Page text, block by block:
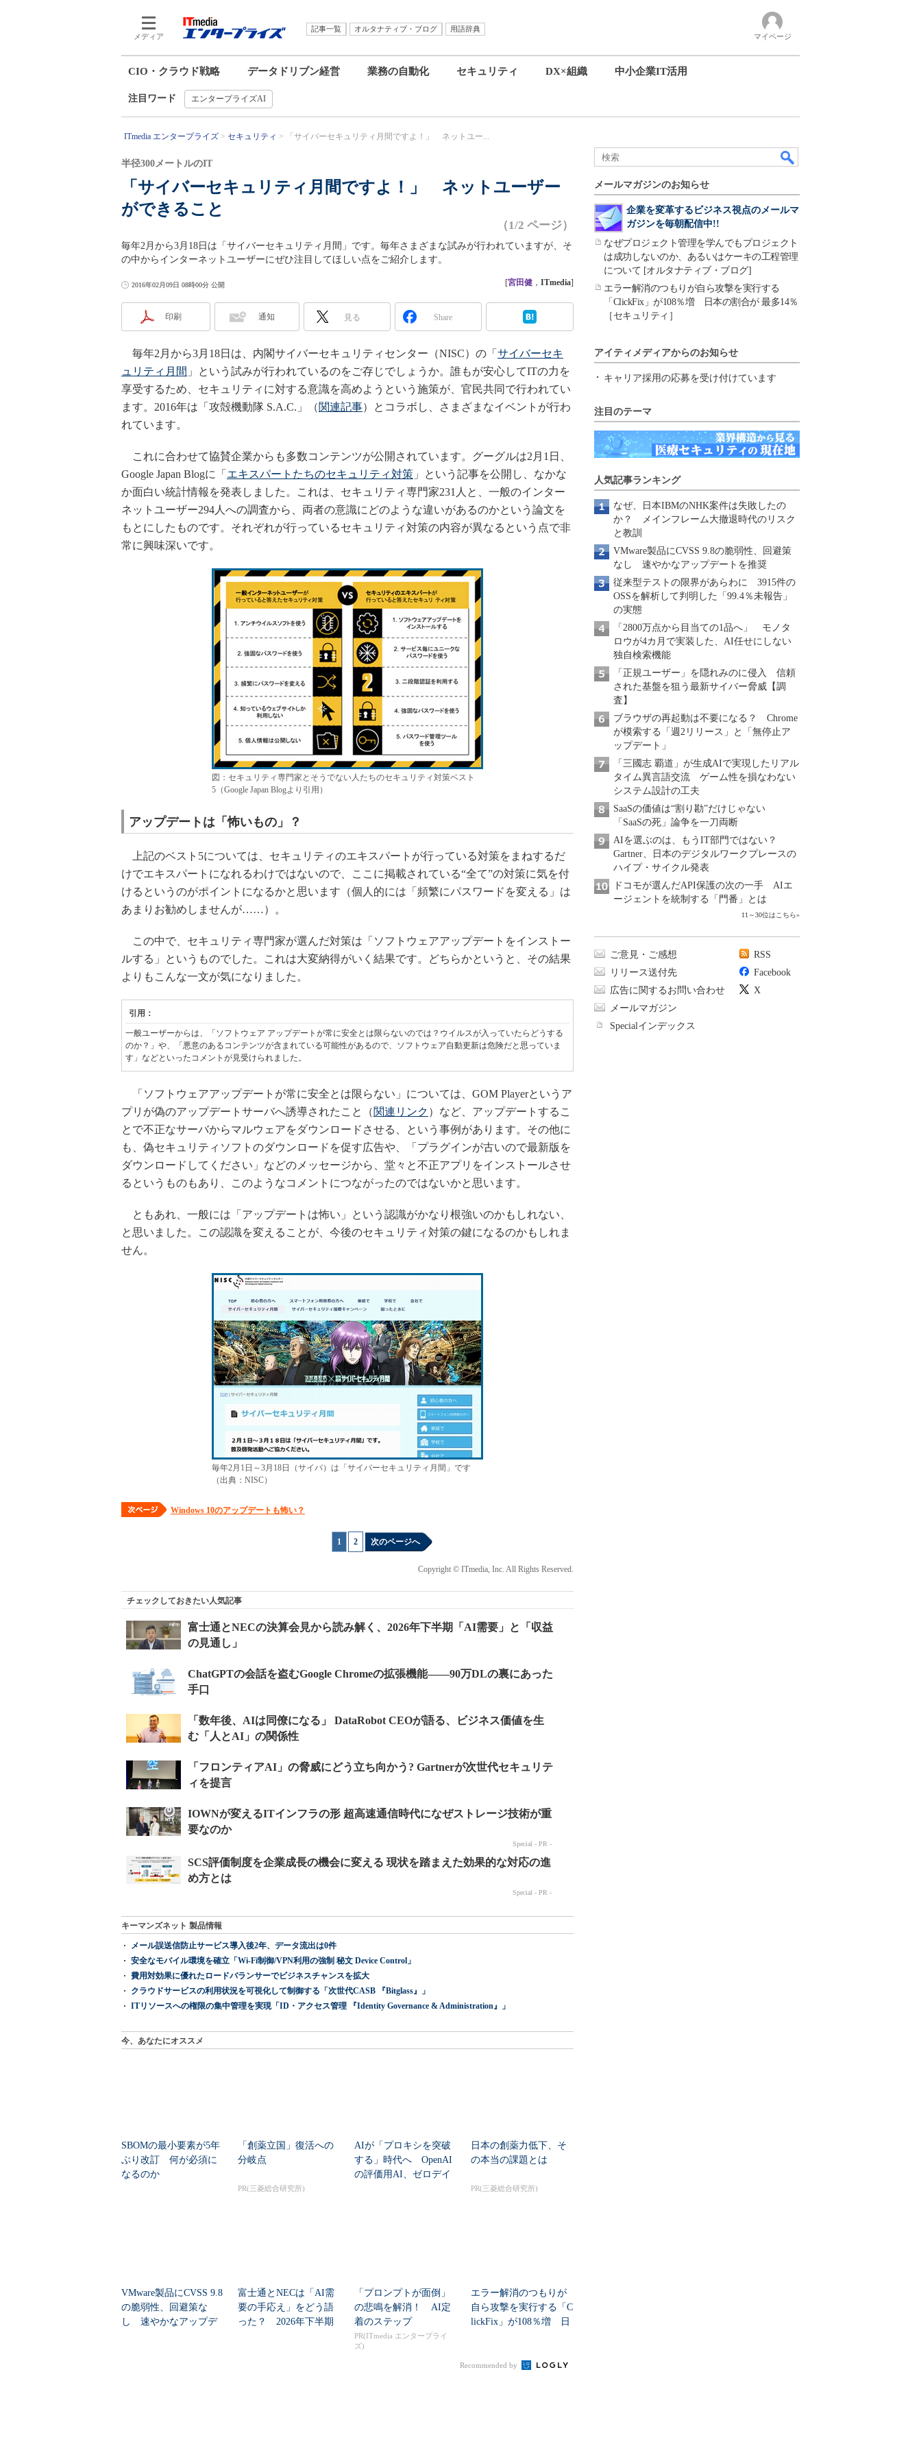
メディア
記事一覧 オルタナティブ・ブログ
用語辞典
マイページ
CIO・クラウド戦略 データドリブン経営 業務の自動化 セキュリティ DX×組織 中小企業IT活用
注目ワード エンタープライズAI
ITmedia エンタープライズ セキュリティ 「サイバーセキュリティ月間ですよ！」 ネットユー...
「サイバーセキュリティ月間ですよ！」 ネットユーザー
ができること
半径300メートルのIT
（1/2 ページ）
毎年2月から3月18日は「サイバーセキュリティ月間」です。毎年さまざまな試みが行われていますが、そ
の中からインターネットユーザーにぜひ注目してほしい点をご紹介します。
2016年02月09日 08時00分 公開 [宮田健 ， ITmedia]
印刷 通知 見る Share
毎年2月から3月18日は、内閣サイバーセキュリティセンター（NISC）の「 サイバーセキ
ュリティ月間 」という試みが行われているのをご存じでしょうか。誰もが安心してITの力を
享受するため、セキュリティに対する意識を高めようという施策が、官民共同で行われてい
ます。2016年は「攻殻機動隊 S.A.C.」（関連記事）とコラボし、さまざまなイベントが行わ
れています。
これに合わせて協賛企業からも多数コンテンツが公開されています。グーグルは2月1日、
Google Japan Blogに「 エキスパートたちのセキュリティ対策 」という記事を公開し、なかな
か面白い統計情報を発表しました。これは、セキュリティ専門家231人と、一般のインター
ネットユーザー294人への調査から、両者の意識にどのような違いがあるのかという論文を
もとにしたものです。それぞれが行っているセキュリティ対策の内容が異なるという点で非
常に興味深いです。
図：セキュリティ専門家とそうでない人たちのセキュリティ対策ベスト
5（Google Japan Blogより引用）
アップデートは「怖いもの」？
上記のベスト5については、セキュリティのエキスパートが行っている対策をまねするだ
けでエキスパートになれるわけではないので、ここに掲載されている“全て”の対策に気を付
けるというのがポイントになるかと思います（個人的には「頻繁にパスワードを変える」は
あまりお勧めしませんが……）。
この中で、セキュリティ専門家が選んだ対策は「ソフトウェアアップデートをインストー
ルする」というものでした。これは大変納得がいく結果です。どちらかというと、その結果
よりもこんな一文が気になりました。
引用：
一般ユーザーからは、「ソフトウェア アップデートが常に安全とは限らないのでは？ウイルスが入っていたらどうする
のか？」や、「悪意のあるコンテンツが含まれている可能性があるので、ソフトウェア自動更新は危険だと思っていま
す」などといったコメントが見受けられました。
「ソフトウェアアップデートが常に安全とは限らない」については、GOM Playerというア
プリが偽のアップデートサーバへ誘導されたこと（関連リンク ）など、アップデートするこ
とで不正なサーバからマルウェアをダウンロードさせる、という事例があります。その他に
も、偽セキュリティソフトのダウンロードを促す広告や、「プラグインが古いので最新版を
ダウンロードしてください」などのメッセージから、堂々と不正アプリをインストールさせ
るというものもあり、このようなコメントにつながったのではないかと思います。
ともあれ、一般には「アップデートは怖い」という認識がかなり根強いのかもしれない、
と思いました。この認識を変えることが、今後のセキュリティ対策の鍵になるのかもしれま
せん。
毎年2月1日～3月18日（サイバ）は「サイバーセキュリティ月間」です
（出典：NISC）
Windows 10のアップデートも怖い？
1 2 次のページへ
Copyright © ITmedia, Inc. All Rights Reserved.
チェックしておきたい人気記事
キーマンズネット 製品情報
メール誤送信防止サービス導入後2年、データ流出は0件
安全なモバイル環境を確立「Wi-Fi制御/VPN利用の強制 秘文 Device Control」
費用対効果に優れたロードバランサーでビジネスチャンスを拡大
クラウドサービスの利用状況を可視化して制御する「次世代CASB 『Bitglass』」
ITリソースへの権限の集中管理を実現「ID・アクセス管理 『Identity Governance & Administration』」
今、あなたにオススメ
SBOMの最小要素が5年
ぶり改訂 何が必須に
なるのか
「創薬立国」復活への
分岐点
PR(三菱総合研究所)
AIが「プロキシを突破
する」時代へ OpenAI
の評価用AI、ゼロデイ
日本の創薬力低下、そ
の本当の課題とは
PR(三菱総合研究所)
VMware製品にCVSS 9.8
の脆弱性、回避策な
し 速やかなアップデ
富士通とNECは「AI需
要の手応え」をどう語
った？ 2026年下半期
「プロンプトが面倒」
の悲鳴を解消！ AI定
着のステップ
PR(ITmedia エンタープライ
ズ)
エラー解消のつもりが
自ら攻撃を実行する「C
lickFix」が108％増 日
Recommended by
メールマガジンのお知らせ
企業を変革するビジネス視点のメールマ
ガジンを毎朝配信中!!
なぜプロジェクト管理を学んでもプロジェクト
は成功しないのか、あるいはケーキの工程管理
について [オルタナティブ・ブログ]
エラー解消のつもりが自ら攻撃を実行する
「ClickFix」が108％増 日本の割合が 最多14％
［セキュリティ］
アイティメディアからのお知らせ
キャリア採用の応募を受け付けています
注目のテーマ
人気記事ランキング
なぜ、日本IBMのNHK案件は失敗したの
か？ メインフレーム大撤退時代のリスク
と教訓
VMware製品にCVSS 9.8の脆弱性、回避策
なし 速やかなアップデートを推奨
従来型テストの限界があらわに 3915件の
OSSを解析して判明した「99.4％未報告」
の実態
「2800万点から目当ての1品へ」 モノタ
ロウが4カ月で実装した、AI任せにしない
独自検索機能
「正規ユーザー」を隠れみのに侵入 信頼
された基盤を狙う最新サイバー脅威【調
査】
ブラウザの再起動は不要になる？ Chrome
が模索する「週2リリース」と「無停止ア
ップデート」
「三國志 覇道」が生成AIで実現したリアル
タイム異言語交流 ゲーム性を損なわない
システム設計の工夫
SaaSの価値は“割り勘”だけじゃない
「SaaSの死」論争を一刀両断
AIを選ぶのは、もうIT部門ではない？
Gartner、日本のデジタルワークプレースの
ハイプ・サイクル発表
ドコモが選んだAPI保護の次の一手 AIエ
ージェントを統制する「門番」とは
11～30位はこちら»
ご意見・ご感想
リリース送付先
広告に関するお問い合わせ
メールマガジン
Specialインデックス
RSS
Facebook
X